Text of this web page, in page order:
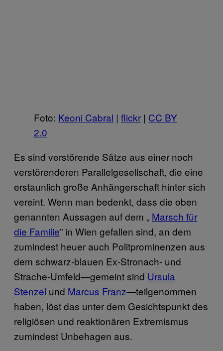
Foto: Keoni Cabral | flickr | CC BY
2.0
Es sind verstörende Sätze aus einer noch
verstörenderen Parallelgesellschaft, die eine
erstaunlich große Anhängerschaft hinter sich
vereint. Wenn man bedenkt, dass die oben
genannten Aussagen auf dem „ Marsch für
die Familie” in Wien gefallen sind, an dem
zumindest heuer auch Politprominenzen aus
dem schwarz-blauen Ex-Stronach- und
Strache-Umfeld—gemeint sind Ursula
Stenzel und Marcus Franz—teilgenommen
haben, löst das unter dem Gesichtspunkt des
religiösen und reaktionären Extremismus
zumindest Unbehagen aus.